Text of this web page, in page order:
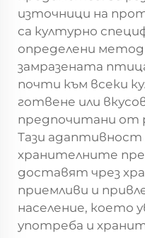
източници на
са културно
определени
замразената
почти към всеки
готвене или
предпочитани от
Тази адаптивност
хранителните
доставят чрез
приемливи и
население, което
употреба и